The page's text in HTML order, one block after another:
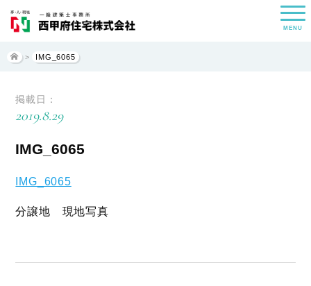
MENU
> IMG_6065
掲載日：
2019.8.29
IMG_6065
IMG_6065
分譲地 現地写真